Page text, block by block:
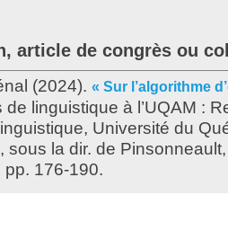
article de congrès ou
(2024). « Sur l’algorithme
linguistique à l’UQAM :
Université du
sous la dir. de
pp. 176-190.